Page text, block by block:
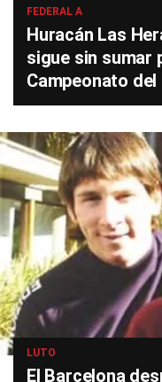
FEDERAL A
Huracán Las
sigue sin sumar
Campeonato del
LUTO
El Barcelona